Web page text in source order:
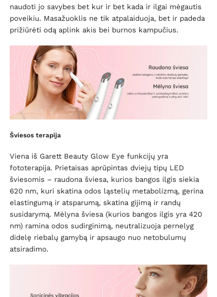
naudoti jo savybes bet kur ir bet kada ir ilgai mėgautis
poveikiu. Masažuoklis ne tik atpalaiduoja, bet ir padeda
prižiūrėti odą aplink akis bei burnos kampučius.
Šviesos terapija
Viena iš Garett Beauty Glow Eye funkcijų yra
fototerapija. Prietaisas aprūpintas dviejų tipų LED
šviesomis – raudona šviesa, kurios bangos ilgis siekia
620 nm, kuri skatina odos ląstelių metabolizmą, gerina
elastingumą ir atsparumą, skatina gijimą ir randų
susidarymą. Mėlyna šviesa (kurios bangos ilgis yra 420
nm) ramina odos sudirginimą, neutralizuoja pernelyg
didelę riebalų gamybą ir apsaugo nuo netobulumų
atsiradimo.